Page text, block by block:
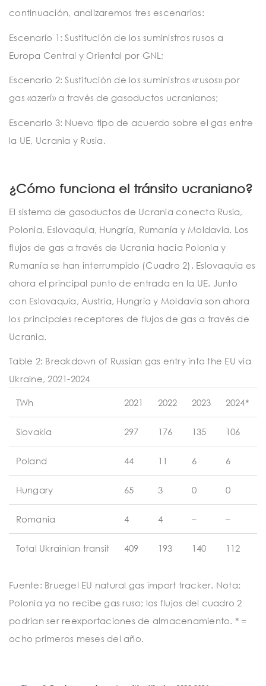
continuación, analizaremos tres escenarios:
Escenario 1: Sustitución de los suministros rusos a
Europa Central y Oriental por GNL;
Escenario 2: Sustitución de los suministros «rusos» por
gas «azerí» a través de gasoductos ucranianos;
Escenario 3: Nuevo tipo de acuerdo sobre el gas entre
la UE, Ucrania y Rusia.
¿Cómo funciona el tránsito ucraniano?
El sistema de gasoductos de Ucrania conecta Rusia,
Polonia, Eslovaquia, Hungría, Rumanía y Moldavia. Los
flujos de gas a través de Ucrania hacia Polonia y
Rumanía se han interrumpido (Cuadro 2). Eslovaquia es
ahora el principal punto de entrada en la UE. Junto
con Eslovaquia, Austria, Hungría y Moldavia son ahora
los principales receptores de flujos de gas a través de
Ucrania.
Table 2: Breakdown of Russian gas entry into the EU via
Ukraine, 2021-2024
TWh 2021 2022 2023 2024*
Slovakia 297 176 135 106
Poland 44 11 6 6
Hungary 65 3 0 0
Romania 4 4 – –
Total Ukrainian transit 409 193 140 112
Fuente: Bruegel EU natural gas import tracker. Nota:
Polonia ya no recibe gas ruso; los flujos del cuadro 2
podrían ser reexportaciones de almacenamiento. * =
ocho primeros meses del año.